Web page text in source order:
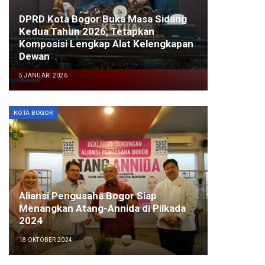
DPRD Kota Bogor Buka Masa Sidang
Kedua Tahun 2026, Tetapkan
Komposisi Lengkap Alat Kelengkapan
Dewan
5 JANUARI 2026
KOTA BOGOR
Aliansi Pengusaha Bogor Siap
Menangkan Atang-Annida di Pilkada
2024
18 OKTOBER 2024